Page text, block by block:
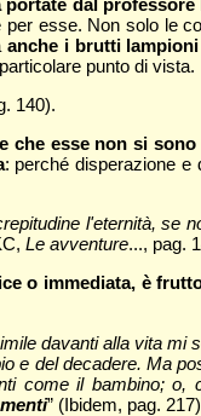
esse. Non solo le
anche i brutti
punto di vista.
140).
che esse non si
: perché disperazione e
l'eternità, se
Le avventure..., pag.
o immediata, è
davanti alla vita
e del decadere. Ma
come il bambino; o,
” (Ibidem, pag.